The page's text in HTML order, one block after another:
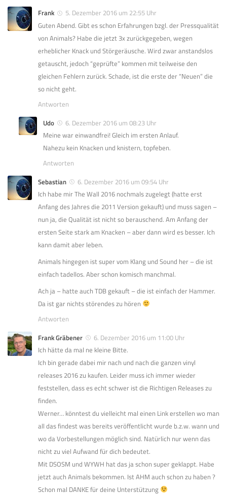
Frank
5. Dezember 2016 um 22:55 Uhr
Guten Abend. Gibt es schon Erfahrungen bzgl. der Pressqualität
von Animals? Habe die jetzt 3x zurückgegeben, wegen
erheblicher Knack und Störgeräusche. Wird zwar anstandslos
getauscht, jedoch “geprüfte” kommen mit teilweise den
gleichen Fehlern zurück. Schade, ist die erste der “Neuen” die
so nicht geht.
Antworten
Udo
6. Dezember 2016 um 08:23 Uhr
Meine war einwandfrei! Gleich im ersten Anlauf.
Nahezu kein Knacken und knistern, topfeben.
Antworten
Sebastian
6. Dezember 2016 um 09:54 Uhr
Ich habe mir The Wall 2016 nochmals zugelegt (hatte erst
Anfang des Jahres die 2011 Version gekauft) und muss sagen –
nun ja, die Qualität ist nicht so berauschend. Am Anfang der
ersten Seite stark am Knacken – aber dann wird es besser. Ich
kann damit aber leben.
Animals hingegen ist super vom Klang und Sound her – die ist
einfach tadellos. Aber schon komisch manchmal.
Ach ja – hatte auch TDB gekauft – die ist einfach der Hammer.
Da ist gar nichts störendes zu hören
Antworten
Frank Gräbener
6. Dezember 2016 um 11:00 Uhr
Ich hätte da mal ne kleine Bitte.
Ich bin gerade dabei mir nach und nach die ganzen vinyl
releases 2016 zu kaufen. Leider muss ich immer wieder
feststellen, dass es echt schwer ist die Richtigen Releases zu
finden.
Werner… könntest du vielleicht mal einen Link erstellen wo man
all das findest was bereits veröffentlicht wurde b.z.w. wann und
wo da Vorbestellungen möglich sind. Natürlich nur wenn das
nicht zu viel Aufwand für dich bedeutet.
Mit DSOSM und WYWH hat das ja schon super geklappt. Habe
jetzt auch Animals bekommen. Ist AHM auch schon zu haben ?
Schon mal DANKE für deine Unterstützung